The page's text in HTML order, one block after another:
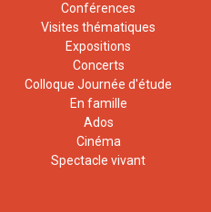
Conférences
Visites thématiques
Expositions
Concerts
Colloque Journée d'étude
En famille
Ados
Cinéma
Spectacle vivant